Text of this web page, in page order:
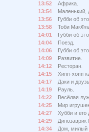
13:52
Африка.
13:54
Маленький,
13:56
Губби об
13:58
Тоби
14:01
Губби об
14:04
Поезд.
14:06
Губби об
14:09
Развитие.
14:12
Ресторан.
14:15
Хипп-хопп
14:17
Даки и
14:19
Рауль.
14:22
Весёлая
14:25
Мир
14:27
Хубби и его
14:29
Динозаврик
14:34
Дом, милый